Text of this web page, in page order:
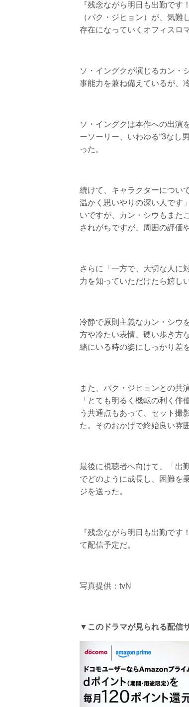
『残念ながら明日も出勤で
（パク・ジヒョン）が、気
存在になっていくオフィスロ
ソ・イングクが演じるカン・
事能力を兼ね備えているが、
ソ・イングクは本作への出演
ーソーリー、いわゆる“3なし
った。
続けて、キャラクターについ
温かく思いやりの深い人です
いですが、カン・シウもまた
されがちですが、周囲の評価
さらに「一方で、大切な人に
力を知っていただけたら嬉し
冷静で原則主義なカン・シウ
方や冷たい表情、硬い歩き方
緒にいる時の姿にしっかり差
また、パク・ジヒョンとの共
「とても明るく機転の利く
う共通点もあって、セット撮
た。そのおかげで終始良い雰
最後に視聴者へ向けて、「出
でどのように成長し、困難を
ジを送った。
『残念ながら明日も出勤で
て配信予定だ。
写真提供：tvN
▼このドラマが見られる配信